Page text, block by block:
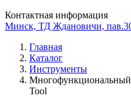
Контактная информация
Минск, ТД Ждановичи,
Главная
Каталог
Инструменты
Tool